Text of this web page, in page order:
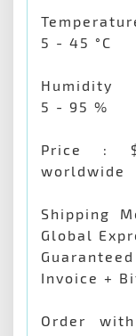
5 - 45 °C
Humidity
5 - 95 %
Price : $
worldwide
Shipping
Global
Invoice +
Order